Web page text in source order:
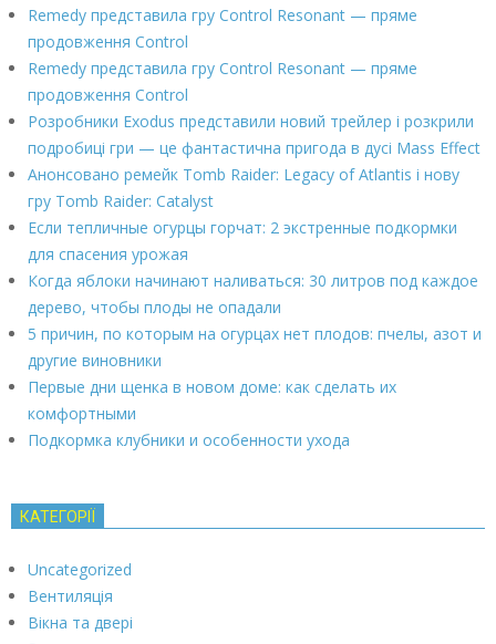
Remedy представила гру Control Resonant — пряме
продовження Control
Remedy представила гру Control Resonant — пряме
продовження Control
Розробники Exodus представили новий трейлер і розкрили
подробиці гри — це фантастична пригода в дусі Mass Effect
Анонсовано ремейк Tomb Raider: Legacy of Atlantis і нову
гру Tomb Raider: Catalyst
Если тепличные огурцы горчат: 2 экстренные подкормки
для спасения урожая
Когда яблоки начинают наливаться: 30 литров под каждое
дерево, чтобы плоды не опадали
5 причин, по которым на огурцах нет плодов: пчелы, азот и
другие виновники
Первые дни щенка в новом доме: как сделать их
комфортными
Подкормка клубники и особенности ухода
КАТЕГОРІЇ
Uncategorized
Вентиляція
Вікна та двері